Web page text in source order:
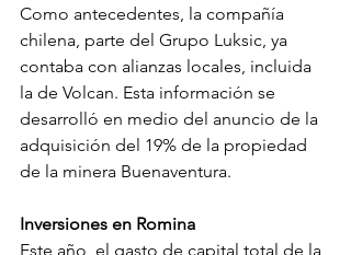
Como antecedentes, la compañía
chilena, parte del Grupo Luksic, ya
contaba con alianzas locales, incluida
la de Volcan. Esta información se
desarrolló en medio del anuncio de la
adquisición del 19% de la propiedad
de la minera Buenaventura.
Inversiones en Romina
Este año, el gasto de capital total de la